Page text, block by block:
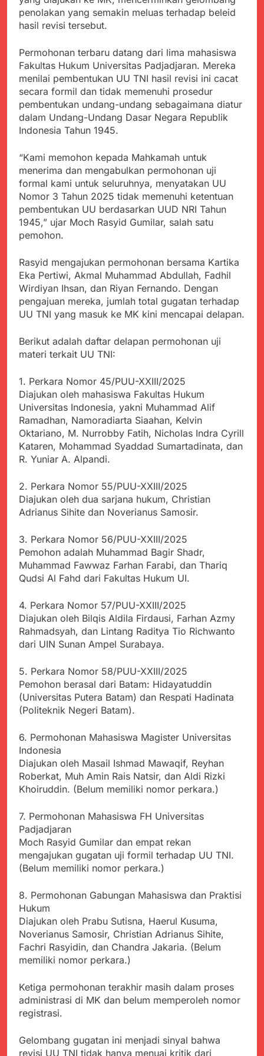
Kabupaten Sukabumi
Angkat Bicara
Satgas Yonif 310/KK
Lakukan Pengecatan
Angkat Bicara Terkait
Dugaan pembelian obat
yang akan Kadaluarsa
oleh Puskesmas
Juli 21, 2024
Diduga Pembelian Obat
oleh Puskesmas di
Kab. Sukabumi yang
akan Kadaluarsa.
Juli 20, 2024
Tunjukan
Perhatiannya, Satgas
Polda Jabar Beberkan
Perkembangan
Terbaru Kasus Dago
Elos
Juli 20, 2024
Kejaksaan Negeri Kab
Sukabumi didesak usut
Tuntas Dugaan
penyelewengan
Juli 19, 2024
Diduga Kuat
menyalahgunakan
Anggaran Thn 2023.
Juli 19, 2024
Sambut Tahun Ajaran
Baru, Satgas Yonif
310/KK Ajak Pelajar
Bersihkan Lingkungan
Sekolah
Juli 19, 2024
Selisih APBD Tahun
2023 Kab.Sukabumi
Ketua DPD JWI
Verifikasi Isu Dugaan
terhadap Kepala KUA
Pabuaran
Aksi Humanis Polri:
Kapolsek Kebonpedes
Bantu Lansia dengan
Kursi Roda, Warga Haru
dan Bersyukur
Agustus 7, 2026
Data Ganda Capai 6
Juta, BGN Benahi Basis
Penerima Program
Agustus 6, 2026
Pekan Ini, Integrasi
Data MBG Hampir
Rampung
Agustus 6, 2026
Bobby Maulana Pastikan
Kawasan Kuliner Ahmad
Pemkot Sukabumi
Perkuat Penataan
Pedagang dan
Pengelolaan Sampah
Ribuan Warga Padati
Peringatan Hari ASI
Sedunia di Cibadak,
PDIP Tegaskan ASI
Peradaban dan Upaya
Cegah Stunting
Agustus 6, 2026
Wujud Kepedulian Polri,
Koordinasikan dan
Berangkatkan Empat
Korban Kebakaran KMP
Mutiara Sentosa 2 ke
Posko Pusat Tg. Perak
Agustus 5, 2026
SMA Negeri Nyalindung
Sukabumi Diduga
Lakukan Pungutan
melalui Komite Sekolah,
Disorot karena Dinilai
Bertentangan dengan
Edaran Disdik Jabar
Agustus 4, 2026
Maritim Indonesia
Bantah Isu Mogok
Nasional TKBM: “Belum
Ada Keputusan Resmi”
Agustus 3, 2026
Menjelajahi Potensi
Desa Sukakersa
penolakan yang semakin meluas terhadap beleid
hasil revisi tersebut.
Permohonan terbaru datang dari lima mahasiswa
Fakultas Hukum Universitas Padjadjaran. Mereka
menilai pembentukan UU TNI hasil revisi ini cacat
secara formil dan tidak memenuhi prosedur
pembentukan undang-undang sebagaimana diatur
dalam Undang-Undang Dasar Negara Republik
Indonesia Tahun 1945.
“Kami memohon kepada Mahkamah untuk
menerima dan mengabulkan permohonan uji
formal kami untuk seluruhnya, menyatakan UU
Nomor 3 Tahun 2025 tidak memenuhi ketentuan
pembentukan UU berdasarkan UUD NRI Tahun
1945,” ujar Moch Rasyid Gumilar, salah satu
pemohon.
Rasyid mengajukan permohonan bersama Kartika
Eka Pertiwi, Akmal Muhammad Abdullah, Fadhil
Wirdiyan Ihsan, dan Riyan Fernando. Dengan
pengajuan mereka, jumlah total gugatan terhadap
UU TNI yang masuk ke MK kini mencapai delapan.
Berikut adalah daftar delapan permohonan uji
materi terkait UU TNI:
1. Perkara Nomor 45/PUU-XXIII/2025
Diajukan oleh mahasiswa Fakultas Hukum
Universitas Indonesia, yakni Muhammad Alif
Ramadhan, Namoradiarta Siaahan, Kelvin
Oktariano, M. Nurrobby Fatih, Nicholas Indra Cyrill
Kataren, Mohammad Syaddad Sumartadinata, dan
R. Yuniar A. Alpandi.
2. Perkara Nomor 55/PUU-XXIII/2025
Diajukan oleh dua sarjana hukum, Christian
Adrianus Sihite dan Noverianus Samosir.
3. Perkara Nomor 56/PUU-XXIII/2025
Pemohon adalah Muhammad Bagir Shadr,
Muhammad Fawwaz Farhan Farabi, dan Thariq
Qudsi Al Fahd dari Fakultas Hukum UI.
4. Perkara Nomor 57/PUU-XXIII/2025
Diajukan oleh Bilqis Aldila Firdausi, Farhan Azmy
Rahmadsyah, dan Lintang Raditya Tio Richwanto
dari UIN Sunan Ampel Surabaya.
5. Perkara Nomor 58/PUU-XXIII/2025
Pemohon berasal dari Batam: Hidayatuddin
(Universitas Putera Batam) dan Respati Hadinata
(Politeknik Negeri Batam).
6. Permohonan Mahasiswa Magister Universitas
Indonesia
Diajukan oleh Masail Ishmad Mawaqif, Reyhan
Roberkat, Muh Amin Rais Natsir, dan Aldi Rizki
Khoiruddin. (Belum memiliki nomor perkara.)
7. Permohonan Mahasiswa FH Universitas
Padjadjaran
Moch Rasyid Gumilar dan empat rekan
mengajukan gugatan uji formil terhadap UU TNI.
(Belum memiliki nomor perkara.)
8. Permohonan Gabungan Mahasiswa dan Praktisi
Hukum
Diajukan oleh Prabu Sutisna, Haerul Kusuma,
Noverianus Samosir, Christian Adrianus Sihite,
Fachri Rasyidin, dan Chandra Jakaria. (Belum
memiliki nomor perkara.)
Ketiga permohonan terakhir masih dalam proses
administrasi di MK dan belum memperoleh nomor
registrasi.
Gelombang gugatan ini menjadi sinyal bahwa
revisi UU TNI tidak hanya menuai kritik dari